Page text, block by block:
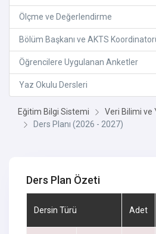
Ölçme ve Değerlendirme
Bölüm Başkanı ve AKTS
Öğrencilere Uygulanan Anketler
Yaz Okulu Dersleri
Eğitim Bilgi Sistemi
Veri Bilimi ve
Ders Planı (2026 - 2027)
Ders Plan Özeti
Dersin Türü Adet